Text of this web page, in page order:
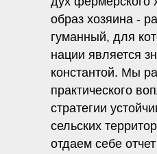
образ хозяина -
гуманный, для
нации является
константой. Мы
практического
стратегии
сельских
отдаем себе